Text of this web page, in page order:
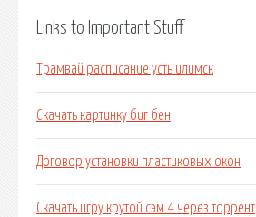
Links to Important Stuff
Трамвай расписание усть илимск
Скачать картинку биг бен
Договор установки пластиковых окон
Скачать игру крутой сэм 4 через торрент